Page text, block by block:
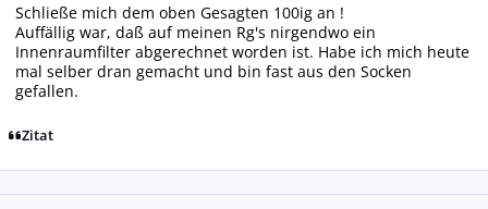
Schließe mich dem oben Gesagten 100ig an !
Auffällig war, daß auf meinen Rg's nirgendwo ein
Innenraumfilter abgerechnet worden ist. Habe ich mich heute
mal selber dran gemacht und bin fast aus den Socken
gefallen.
Zitat